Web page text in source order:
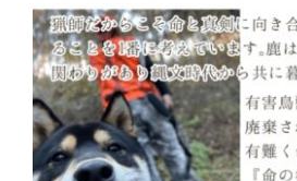
メディア
ビジネスデイ